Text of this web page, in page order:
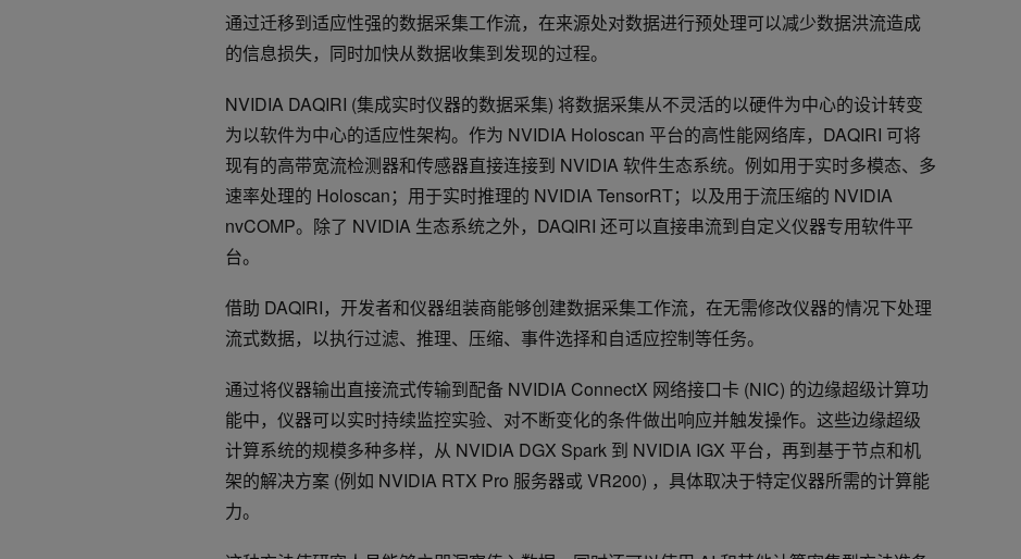
通过迁移到适应性强的数据采集工作流，在来源处对数据进行预处理可以减少数据洪流造成
的信息损失，同时加快从数据收集到发现的过程。
NVIDIA DAQIRI (集成实时仪器的数据采集) 将数据采集从不灵活的以硬件为中心的设计转变
为以软件为中心的适应性架构。作为 NVIDIA Holoscan 平台的高性能网络库，DAQIRI 可将
现有的高带宽流检测器和传感器直接连接到 NVIDIA 软件生态系统。例如用于实时多模态、多
速率处理的 Holoscan；用于实时推理的 NVIDIA TensorRT；以及用于流压缩的 NVIDIA
nvCOMP。除了 NVIDIA 生态系统之外，DAQIRI 还可以直接串流到自定义仪器专用软件平
台。
借助 DAQIRI，开发者和仪器组装商能够创建数据采集工作流，在无需修改仪器的情况下处理
流式数据，以执行过滤、推理、压缩、事件选择和自适应控制等任务。
通过将仪器输出直接流式传输到配备 NVIDIA ConnectX 网络接口卡 (NIC) 的边缘超级计算功
能中，仪器可以实时持续监控实验、对不断变化的条件做出响应并触发操作。这些边缘超级
计算系统的规模多种多样，从 NVIDIA DGX Spark 到 NVIDIA IGX 平台，再到基于节点和机
架的解决方案 (例如 NVIDIA RTX Pro 服务器或 VR200) ，具体取决于特定仪器所需的计算能
力。